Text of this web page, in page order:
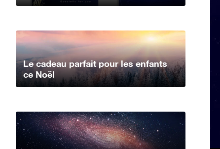
Le cadeau parfait pour les enfants
ce Noël